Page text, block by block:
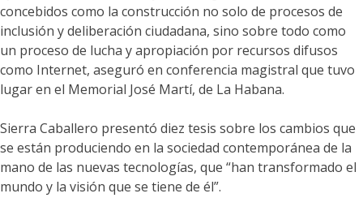
concebidos como la construcción no solo de procesos de
inclusión y deliberación ciudadana, sino sobre todo como
un proceso de lucha y apropiación por recursos difusos
como Internet, aseguró en conferencia magistral que tuvo
lugar en el Memorial José Martí, de La Habana.
Sierra Caballero presentó diez tesis sobre los cambios que
se están produciendo en la sociedad contemporánea de la
mano de las nuevas tecnologías, que “han transformado el
mundo y la visión que se tiene de él”.